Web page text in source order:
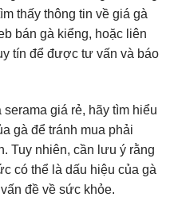
thấy thông tin về giá gà
bán gà kiểng, hoặc liên
tín để được tư vấn và báo
giá rẻ, hãy tìm hiểu
gà để tránh mua phải
Tuy nhiên, cần lưu ý rằng
có thể là dấu hiệu của gà
đề về sức khỏe.